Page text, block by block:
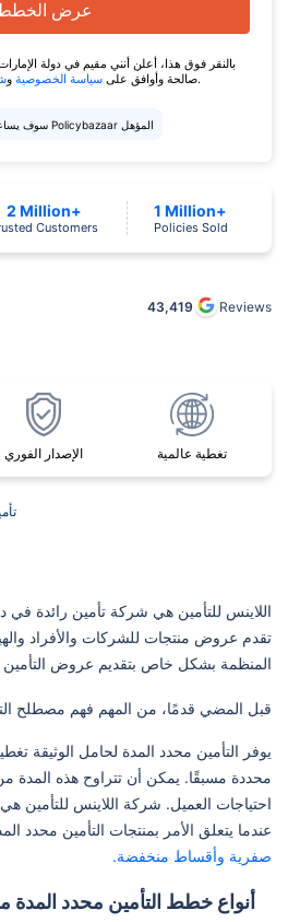
عرض
بالنقر فوق هذا، أعلن أنني مقيم في دولة
صالحة وأوافق على سياسة الخصوصية و للموقع.
سوف يساعدك خبير Policybazaar المؤهل
43,419 Reviews
2 Million+
Customers
1 Million+
Policies Sold
الإصدار الفوري تغطية عالمية
اللاينس للتأمين هي شركة تأمين رائدة في
تقدم عروض منتجات للشركات والأفراد
المنظمة بشكل خاص بتقديم عروض التأمين
قبل المضي قدمًا، من المهم فهم مصطلح
يوفر التأمين محدد المدة لحامل الوثيقة
احتياجات العميل. شركة اللاينس للتأمين
عندما يتعلق الأمر بمنتجات التأمين محدد
صفرية وأقساط منخفضة.
أنواع خطط التأمين محدد المدة